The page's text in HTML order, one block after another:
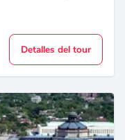
Detalles del tour